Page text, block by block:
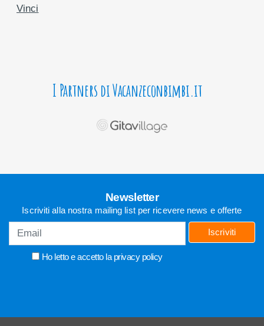
Vinci
I Partners di Vacanzeconbimbi.it
Newsletter
Iscriviti alla nostra mailing list per ricevere news e offerte
Ho letto e accetto la privacy policy
Iscriviti